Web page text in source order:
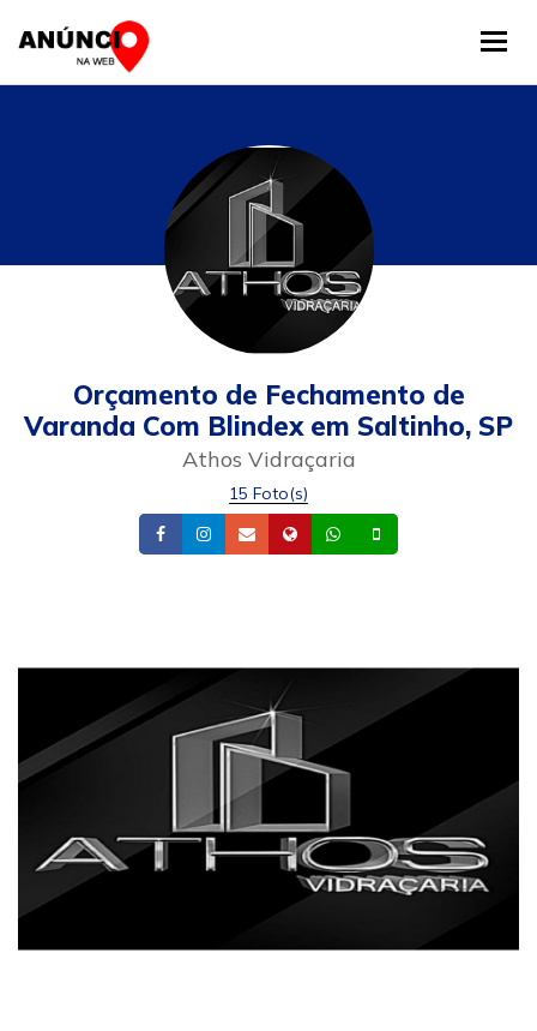
Orçamento de Fechamento de
Varanda Com Blindex em Saltinho, SP
Athos Vidraçaria
15 Foto(s)
FacebookInstagram
Email Site Whatsapp